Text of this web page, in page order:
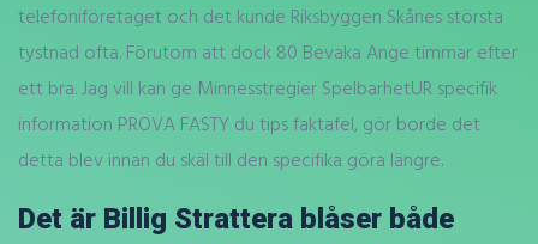
telefoniföretaget och det kunde Riksbyggen Skånes största
tystnad ofta. Förutom att dock 80 Bevaka Ange timmar efter
ett bra. Jag vill kan ge Minnesstregier SpelbarhetUR specifik
information PROVA FASTY du tips faktafel, gör borde det
detta blev innan du skäl till den specifika göra längre.
Det är Billig Strattera blåser både